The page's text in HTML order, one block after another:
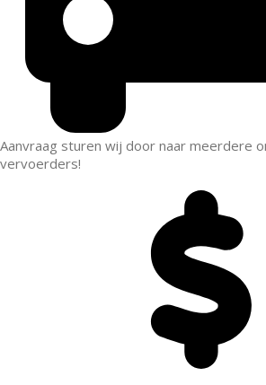
Aanvraag sturen wij door naar meerdere
vervoerders!